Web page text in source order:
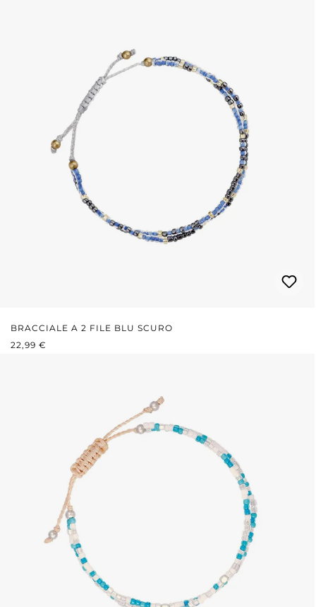
BRACCIALE A 2 FILE BLU SCURO
PREZZO NORMALE:
22,99 €